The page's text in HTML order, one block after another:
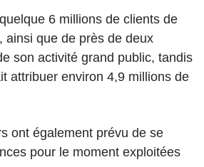
6 millions de clients de
ainsi que de près de deux
son activité grand public, tandis
attribuer environ 4,9 millions de
ont également prévu de se
pour le moment exploitées